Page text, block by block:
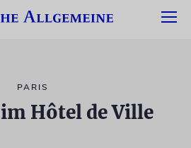
PARIS
Hôtel de Ville